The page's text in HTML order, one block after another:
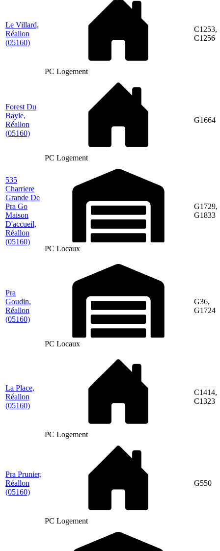
Le Villard,
Réallon
(05160)
PC Logement
C1253,
C1256
Forest Du
Bayle,
Réallon
(05160)
PC Logement
G1664
535
Charriere
Grande De
Pra Go
Maison
D'accueil,
Réallon
(05160)
PC Locaux
G1729,
G1833
Pra
Goudin,
Réallon
(05160)
PC Locaux
G36,
G1724
La Place,
Réallon
(05160)
PC Logement
C1414,
C1323
Pra Prunier,
Réallon
(05160)
PC Logement
G550